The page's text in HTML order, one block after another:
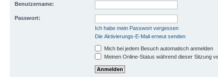
Benutzername:
Passwort:
Ich habe mein Passwort vergessen
Die Aktivierungs-E-Mail erneut senden
Mich bei jedem Besuch automatisch anmelden
Meinen Online-Status während dieser Sitzung